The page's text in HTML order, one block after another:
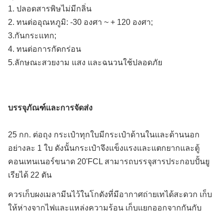
1. ปลอดสารพิษไม่มีกลิ่น
2. ทนต่ออุณหภูมิ: -30 องศา ~ + 120 องศา;
3.กันกระแทก;
4. ทนต่อการกัดกร่อน
5.ลักษณะสวยงาม แสง และฉนวนใช้ปลอดภัย
บรรจุภัณฑ์และการจัดส่ง
25 กก. ต่อถุง กระเป๋าทุกใบมีกระเป๋าด้านในและด้านนอก
อย่างละ 1 ใบ ดังนั้นกระเป๋าจึงแข็งแรงและแตกยากและตู้
คอนเทนเนอร์ขนาด 20'FCL สามารถบรรจุสารประกอบปั้นยู
เรียได้ 22 ตัน
ควรเก็บผงเมลามีนไว้ในโกดังที่มีอากาศถ่ายเทได้สะดวก เก็บ
ให้ห่างจากไฟและแหล่งความร้อน เก็บแยกออกจากกันกับ